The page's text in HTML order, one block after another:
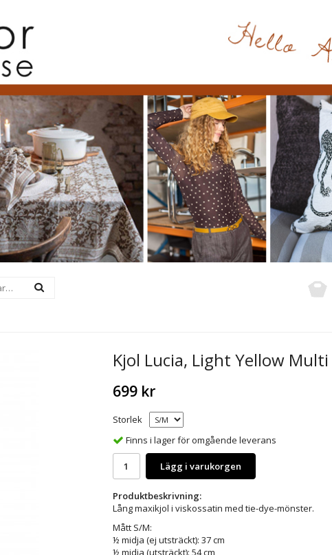
Kjol Lucia, Light Yellow Multi
699 kr
Storlek
Finns i lager för omgående leverans
Lägg i varukorgen
Produktbeskrivning:
Lång maxikjol i viskossatin med tie-dye-mönster.
Mått S/M:
½ midja (ej utsträckt): 37 cm
½ midja (utsträckt): 54 cm